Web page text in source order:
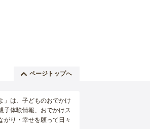
ページトップへ
」は、子どものおでかけ
子体験情報、おでかけス
がり・幸せを願って日々